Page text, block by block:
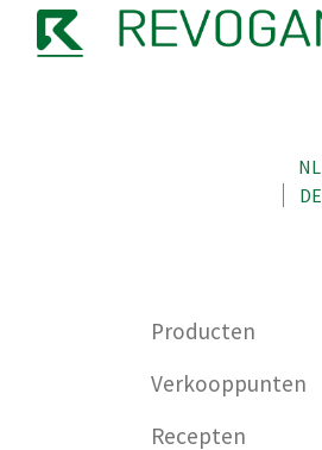
NL
DE
Producten
Verkooppunten
Recepten